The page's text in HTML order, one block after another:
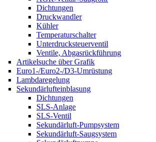
Dichtungen
Druckwandler
Kühler
Temperaturschalter
Unterdrucksteuerventil
Ventile, Abgasrückführung
Artikelsuche über Grafik
Euro1-/Euro2-/D3-Umrüstung
Lambdaregelung
Sekundärlufteinblasung
Dichtungen
SLS-Anlage
SLS-Ventil
Sekundärluft-Pumpsystem
Sekundärluft-Saugsystem